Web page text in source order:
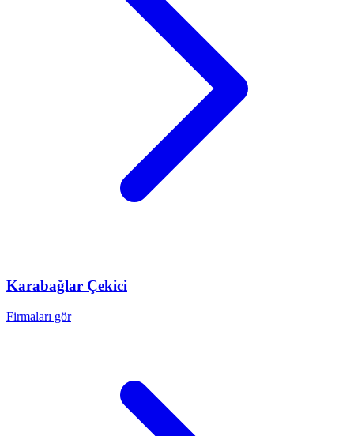
Karabağlar Çekici
Firmaları gör